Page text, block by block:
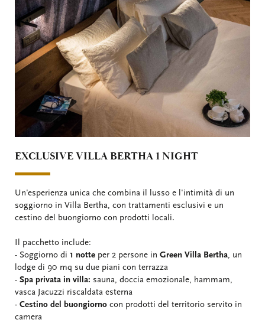
EXCLUSIVE VILLA BERTHA 1 NIGHT
Un'esperienza unica che combina il lusso e l'intimità di un
soggiorno in Villa Bertha, con trattamenti esclusivi e un
cestino del buongiorno con prodotti locali.
Il pacchetto include:
- Soggiorno di 1 notte per 2 persone in Green Villa Bertha, un
lodge di 90 mq su due piani con terrazza
- Spa privata in villa: sauna, doccia emozionale, hammam,
vasca Jacuzzi riscaldata esterna
- Cestino del buongiorno con prodotti del territorio servito in
camera